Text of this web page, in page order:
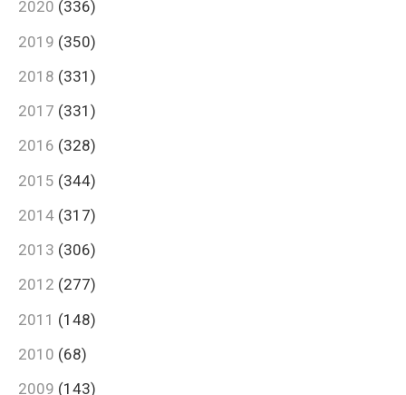
2020 (336)
2019 (350)
2018 (331)
2017 (331)
2016 (328)
2015 (344)
2014 (317)
2013 (306)
2012 (277)
2011 (148)
2010 (68)
2009 (143)